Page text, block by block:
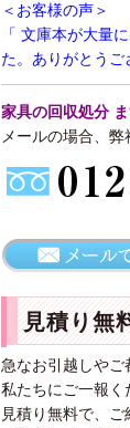
＜お客様の声＞
「 文庫本が大量
た。ありがとうご
家具の回収処分
メールの場合、
見積り無
急なお引越しやご
私たちにご一報く
見積り無料で、ご